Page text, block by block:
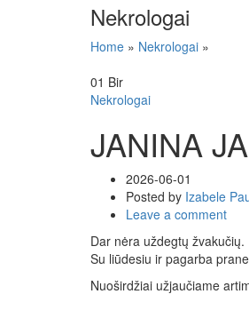
Nekrologai
Home » Nekrologai »
01 Bir
Nekrologai
JANINA
2026-06-01
Posted by Izabele
Leave a comment
Dar nėra uždegtų žvakučių.
Su liūdesiu ir pagarba
Nuoširdžiai užjaučiame